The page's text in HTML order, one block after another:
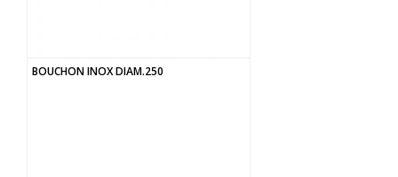
BOUCHON INOX DIAM.250